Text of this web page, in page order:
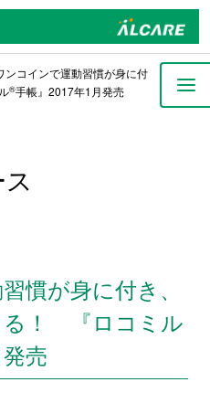
ンコインで運動習慣が身に付
®手帳』2017年1月発売
慣が身に付き、
る！ 『ロコミル
売